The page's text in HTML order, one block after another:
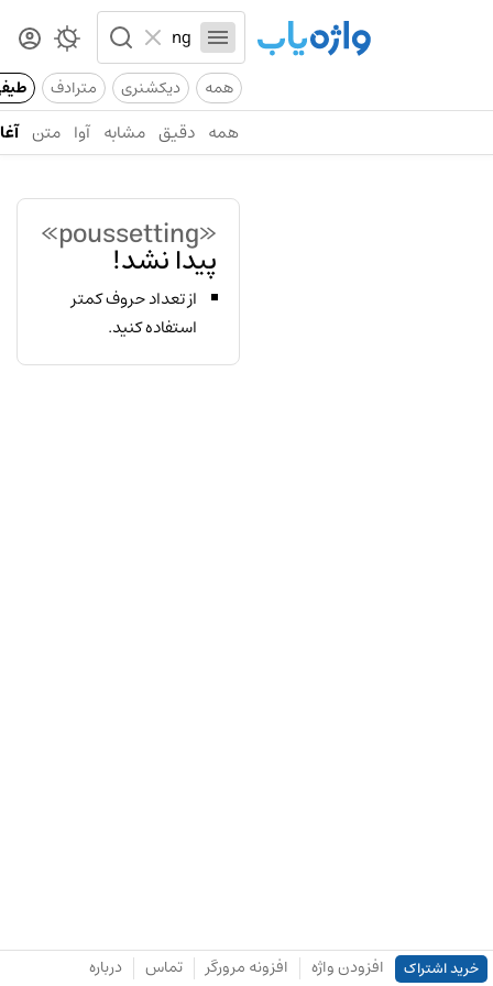
همه دیکشنری مترادف
همه دقیق مشابه آوا متن
«poussetting»
پیدا نشد!
از تعداد حروف کمتر
استفاده کنید.
خرید اشتراک افزودن واژه افزونه مرورگر تماس درباره